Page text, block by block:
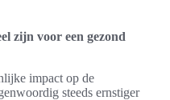
zijn voor een gezond
impact op de
steeds ernstiger